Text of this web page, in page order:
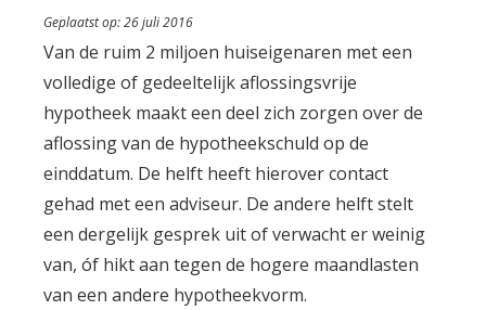
Geplaatst op: 26 juli 2016
Van de ruim 2 miljoen huiseigenaren met een
volledige of gedeeltelijk aflossingsvrije
hypotheek maakt een deel zich zorgen over de
aflossing van de hypotheekschuld op de
einddatum. De helft heeft hierover contact
gehad met een adviseur. De andere helft stelt
een dergelijk gesprek uit of verwacht er weinig
van, óf hikt aan tegen de hogere maandlasten
van een andere hypotheekvorm.